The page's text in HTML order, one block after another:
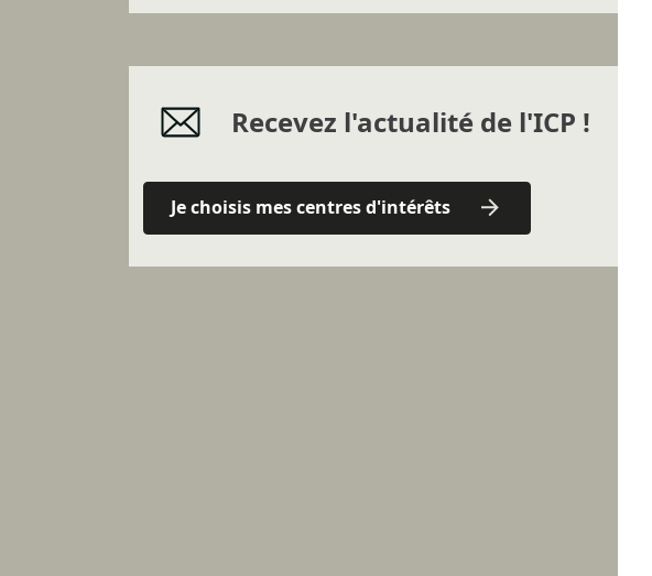
Recevez l'actualité de l'ICP !
Je choisis mes centres d'intérêts